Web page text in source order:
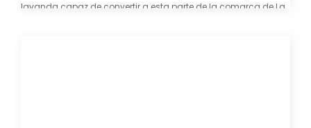
lavanda capaz de convertir a esta parte de la comarca de La